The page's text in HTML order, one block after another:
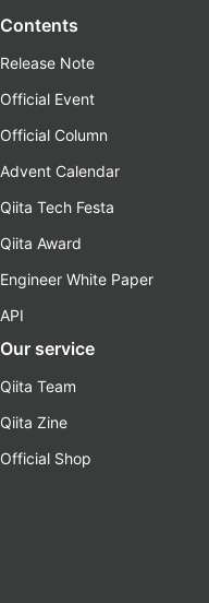
Contents
Release Note
Official Event
Official Column
Advent Calendar
Qiita Tech Festa
Qiita Award
Engineer White Paper
API
Our service
Qiita Team
Qiita Zine
Official Shop